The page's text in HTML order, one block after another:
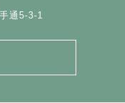
通5-3-1